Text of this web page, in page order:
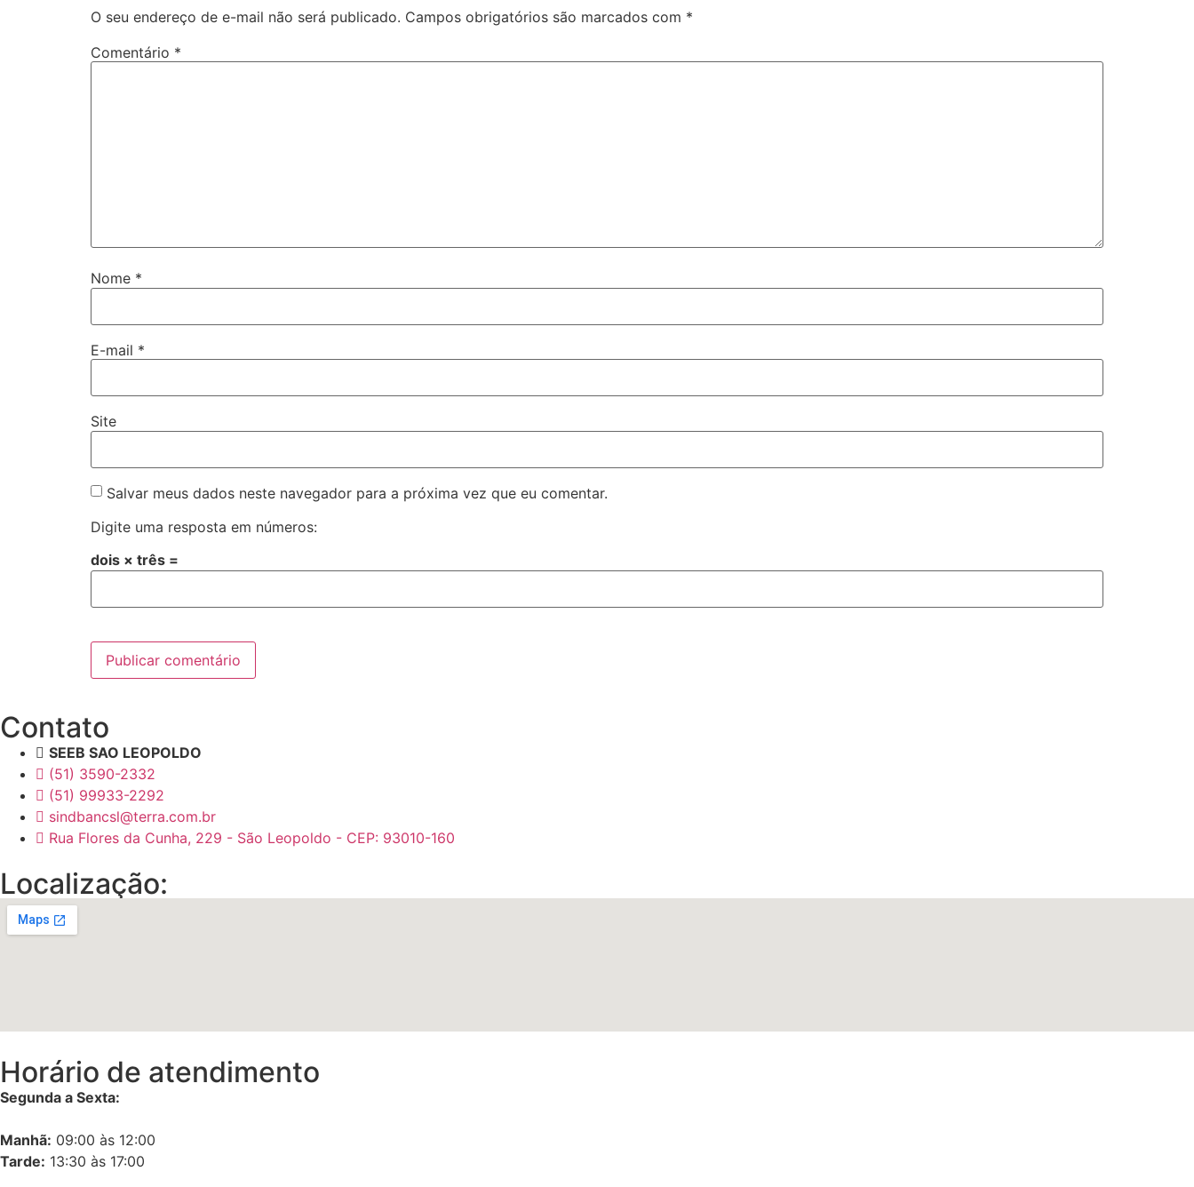
O seu endereço de e-mail não será publicado. Campos obrigatórios são marcados com *
Comentário *
Nome *
E-mail *
Site
Salvar meus dados neste navegador para a próxima vez que eu comentar.
Digite uma resposta em números:
dois × três =
Contato
SEEB SAO LEOPOLDO
(51) 3590-2332
(51) 99933-2292
sindbancsl@terra.com.br
Rua Flores da Cunha, 229 - São Leopoldo - CEP: 93010-160
Localização:
Horário de atendimento
Segunda a Sexta:
Manhã: 09:00 às 12:00
Tarde: 13:30 às 17:00